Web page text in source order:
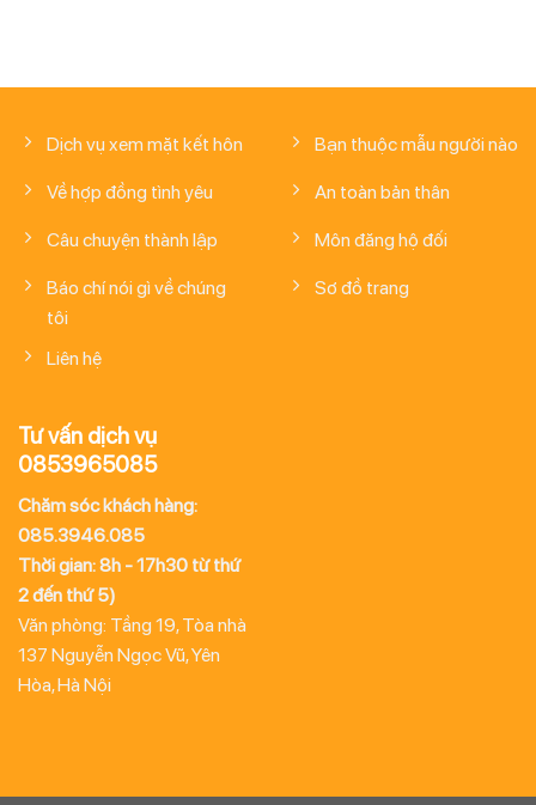
Dịch vụ xem mặt kết hôn
Về hợp đồng tình yêu
Câu chuyện thành lập
Báo chí nói gì về chúng
tôi
Liên hệ
Bạn thuộc mẫu người nào
An toàn bản thân
Môn đăng hộ đối
Sơ đồ trang
Tư vấn dịch vụ
0853965085
Chăm sóc khách hàng:
085.3946.085
Thời gian: 8h - 17h30 từ thứ
2 đến thứ 5)
Văn phòng: Tầng 19, Tòa nhà
137 Nguyễn Ngọc Vũ, Yên
Hòa, Hà Nội